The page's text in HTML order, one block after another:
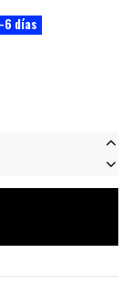
6 días